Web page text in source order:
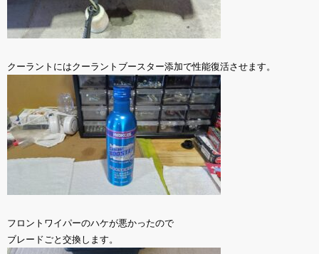
クーラントにはクーラントブースター添加で性能復活させます。
フロントワイパーのハケが悪かったので
ブレードごと交換します。